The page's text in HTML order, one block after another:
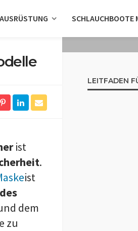
AUSRÜSTUNG SCHLAUCHBOOTE
ist
.
ist
dem
zu
LEITFADEN